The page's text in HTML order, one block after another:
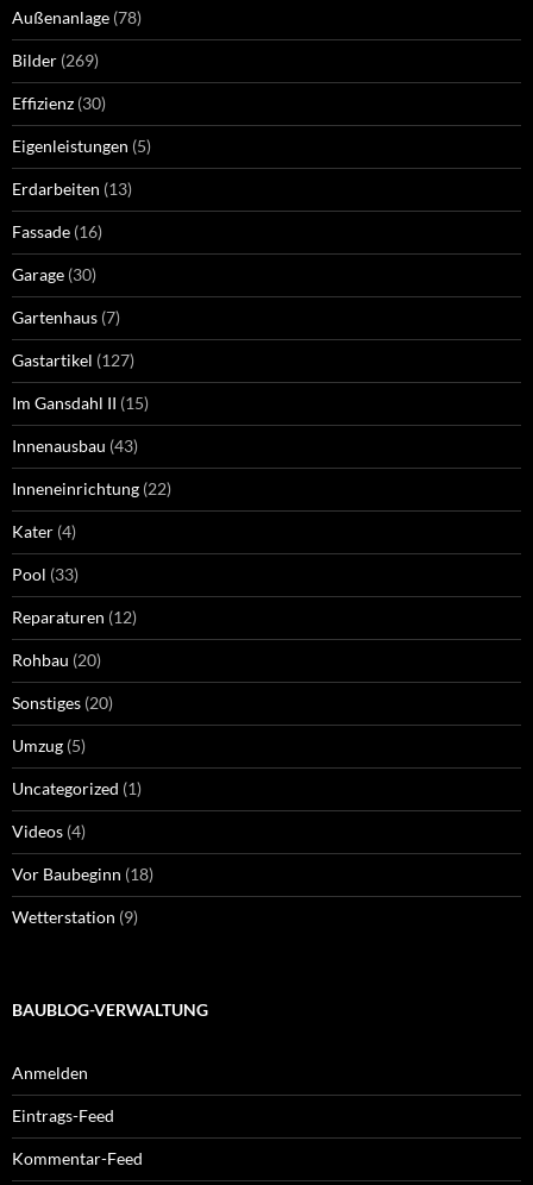
Außenanlage (78)
Bilder (269)
Effizienz (30)
Eigenleistungen (5)
Erdarbeiten (13)
Fassade (16)
Garage (30)
Gartenhaus (7)
Gastartikel (127)
Im Gansdahl II (15)
Innenausbau (43)
Inneneinrichtung (22)
Kater (4)
Pool (33)
Reparaturen (12)
Rohbau (20)
Sonstiges (20)
Umzug (5)
Uncategorized (1)
Videos (4)
Vor Baubeginn (18)
Wetterstation (9)
BAUBLOG-VERWALTUNG
Anmelden
Eintrags-Feed
Kommentar-Feed